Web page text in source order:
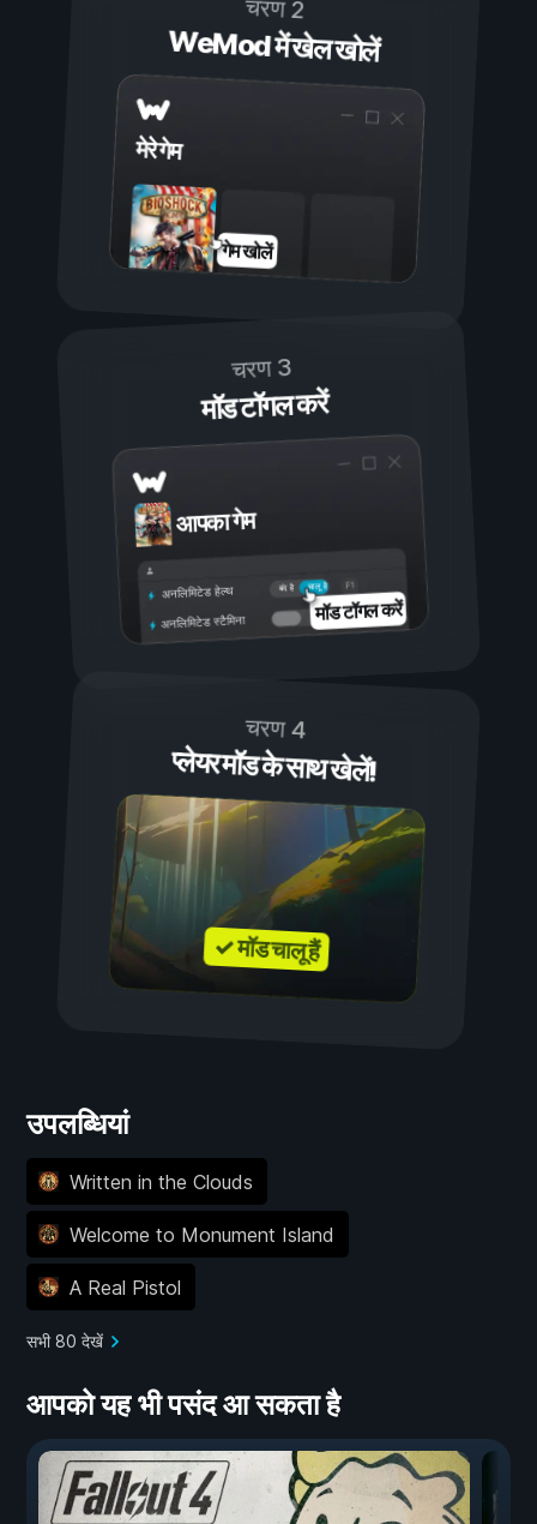
चरण 2
WeMod में खेल खोलें
मेरे गेम
गेम खोलें
चरण 3
मॉड टॉगल करें
आपका गेम
चालू है
बंद है
अनलिमिटेड हेल्थ
अनलिमिटेड स्टैमिना मॉड टॉगल करें
चरण 4
प्लेयर मॉड के साथ खेलें!
✓ मॉड चालू हैं
उपलब्धियां
Written in the Clouds
Welcome to Monument Island
A Real Pistol
सभी 80 देखें
आपको यह भी पसंद आ सकता है